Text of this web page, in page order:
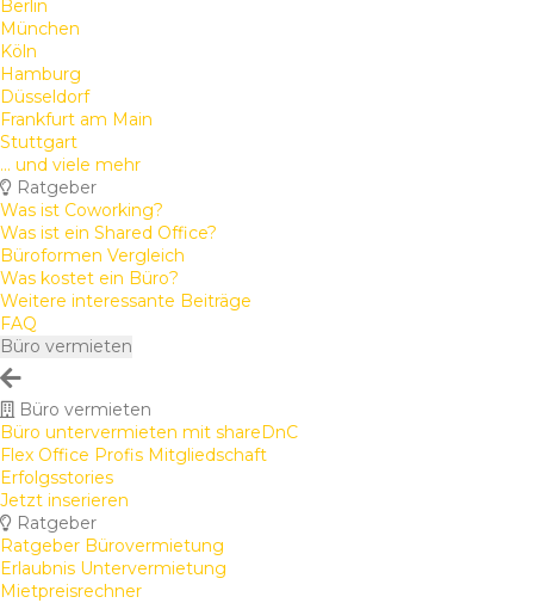
Berlin
München
Köln
Hamburg
Düsseldorf
Frankfurt am Main
Stuttgart
... und viele mehr
Ratgeber
Was ist Coworking?
Was ist ein Shared Office?
Büroformen Vergleich
Was kostet ein Büro?
Weitere interessante Beiträge
FAQ
Büro vermieten
Büro vermieten
Büro untervermieten mit shareDnC
Flex Office Profis Mitgliedschaft
Erfolgsstories
Jetzt inserieren
Ratgeber
Ratgeber Bürovermietung
Erlaubnis Untervermietung
Mietpreisrechner